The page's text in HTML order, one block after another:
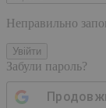
Неправильно
Увійти
Забули пароль?